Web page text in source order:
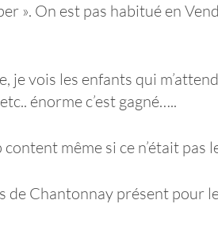
». On est pas habitué en
je vois les enfants qui
énorme c’est gagné…..
même si ce n’était pas
de Chantonnay présent pour